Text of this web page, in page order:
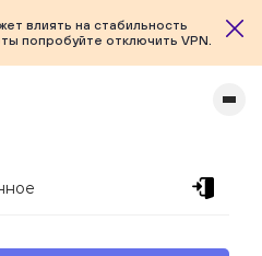
влиять на стабильность
попробуйте отключить VPN.